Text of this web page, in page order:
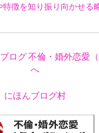
徴を知り振り向かせる
にほんブログ村